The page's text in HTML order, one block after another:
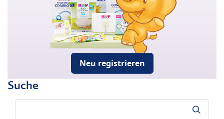
Neu registrieren
Suche